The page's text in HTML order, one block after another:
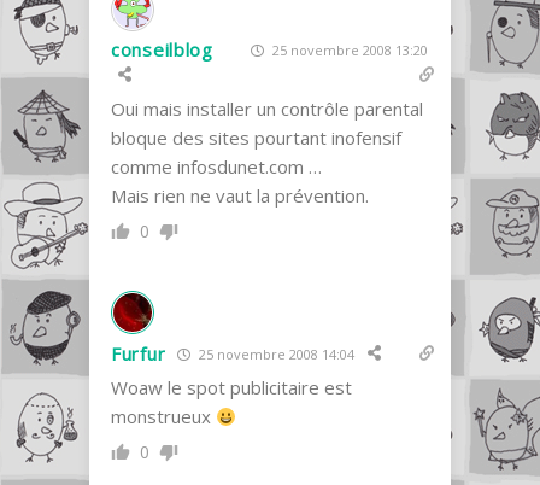
conseilblog 25 novembre 2008 13:20
Oui mais installer un contrôle parental
bloque des sites pourtant inofensif
comme infosdunet.com …
Mais rien ne vaut la prévention.
0
Furfur 25 novembre 2008 14:04
Woaw le spot publicitaire est
monstrueux
0